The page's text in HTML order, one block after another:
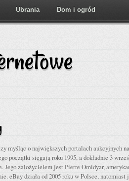
Ubrania Dom i ogród
myśląc o największych portalach aukcyjnych
początki sięgają roku 1995, a dokładnie 3
Jego założycielem jest Pierre Omidyar,
eBay działa od 2005 roku w Polsce,